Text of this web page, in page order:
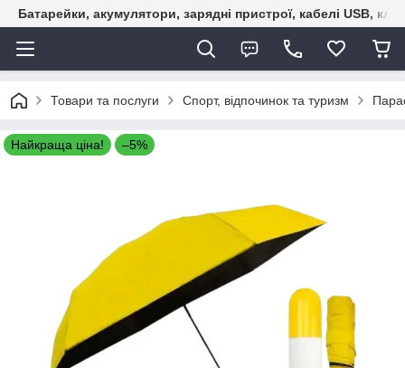
Батарейки, акумулятори, зарядні пристрої, кабелі USB,
Товари та послуги Спорт, відпочинок та туризм
Найкраща ціна! –5%